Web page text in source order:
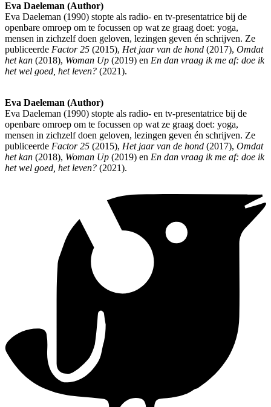
Eva Daeleman (Author)
Eva Daeleman (1990) stopte als radio- en tv-presentatrice bij de
openbare omroep om te focussen op wat ze graag doet: yoga,
mensen in zichzelf doen geloven, lezingen geven én schrijven. Ze
publiceerde Factor 25 (2015), Het jaar van de hond (2017), Omdat
het kan (2018), Woman Up (2019) en En dan vraag ik me af: doe ik
het wel goed, het leven? (2021).
Eva Daeleman (Author)
Eva Daeleman (1990) stopte als radio- en tv-presentatrice bij de
openbare omroep om te focussen op wat ze graag doet: yoga,
mensen in zichzelf doen geloven, lezingen geven én schrijven. Ze
publiceerde Factor 25 (2015), Het jaar van de hond (2017), Omdat
het kan (2018), Woman Up (2019) en En dan vraag ik me af: doe ik
het wel goed, het leven? (2021).